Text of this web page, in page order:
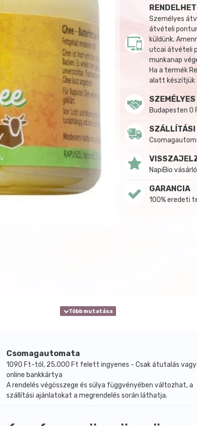
Személyes
átvételi
küldünk.
utcai átvételi
munkanap
Ha a termék
alatt készítjük
Budapesten 0
NapiBio
GARANCIA
100% eredeti
Csomagautomata
1090 Ft-tól, 25.000 Ft felett ingyenes - Csak átutalás vagy
online bankkártya
A rendelés végösszege és súlya függvényében változhat, a
szállítási ajánlatokat a megrendelés során láthatja.